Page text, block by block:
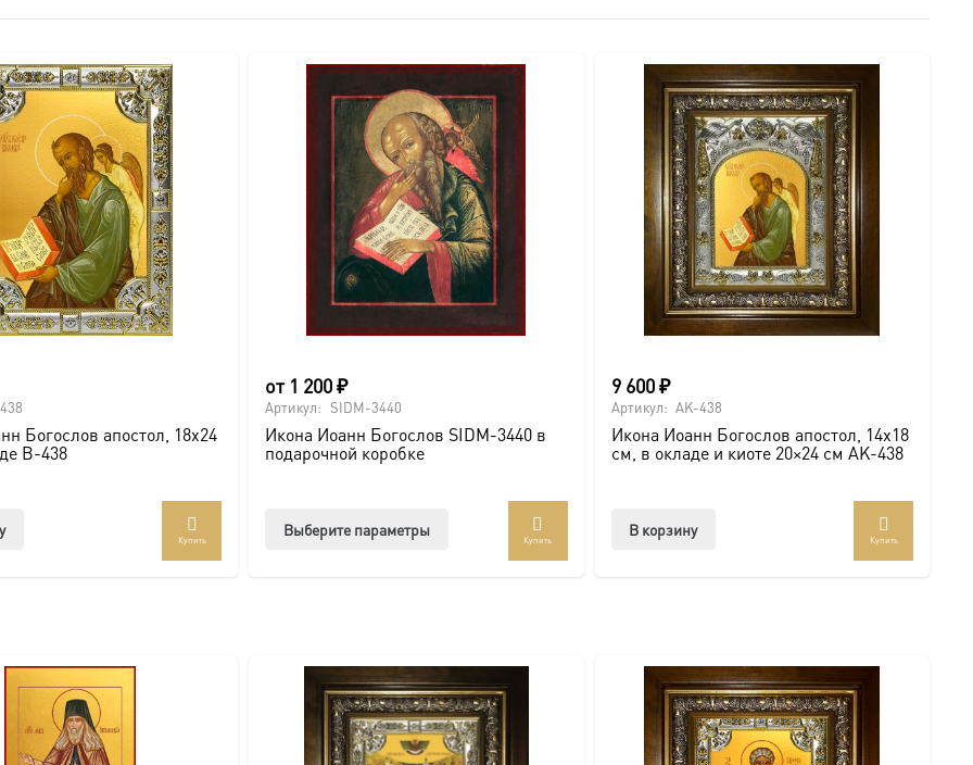
на стену, дополняющий общий благородный вид.
по золочению.
Богослов апостол, 18х24
B-438
Купить
от 1 200₽
Артикул: SIDM-3440
Икона Иоанн Богослов SIDM-3440 в
подарочной коробке
Выберите параметры
выбрать
на
странице
Купить
9 600₽
Артикул: AK-438
Икона Иоанн Богослов апостол, 14х18
см, в окладе и киоте 20×24 см AK-438
В корзину
Купить